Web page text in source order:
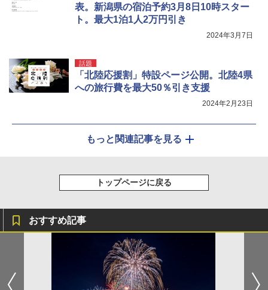
表。新潟県の宿泊予約3月8日10時スター
ト。最大1泊1人2万円引き
2024年3月7日
話題
「北陸応援割」特設ページ公開。北陸4県
への旅行費を最大50％引き支援
2024年2月23日
もっと関連記事を見る
トップページに戻る
おすすめ記事